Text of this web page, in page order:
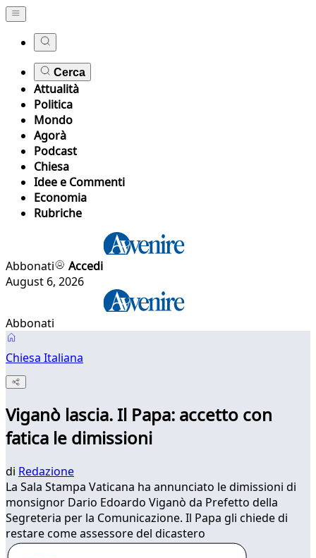
Cerca
Attualità
Politica
Mondo
Agorà
Podcast
Chiesa
Idee e Commenti
Economia
Rubriche
Abbonati
Accedi
August 6, 2026
Abbonati
Chiesa Italiana
Viganò lascia. Il Papa: accetto con
fatica le dimissioni
di Redazione
La Sala Stampa Vaticana ha annunciato le dimissioni di
monsignor Dario Edoardo Viganò da Prefetto della
Segreteria per la Comunicazione. Il Papa gli chiede di
restare come assessore del dicastero